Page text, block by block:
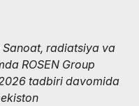
Sanoat, radiatsiya va
ROSEN Group
tadbiri davomida